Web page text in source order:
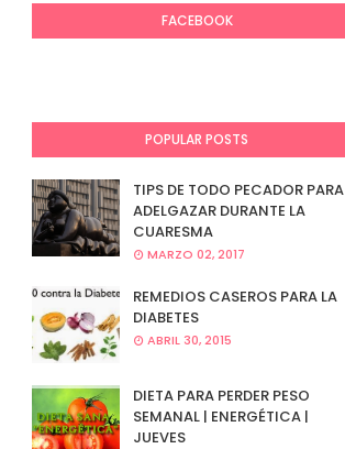
FACEBOOK
POPULAR POSTS
TIPS DE TODO PECADOR PARA
ADELGAZAR DURANTE LA
CUARESMA
MARZO 02, 2017
REMEDIOS CASEROS PARA LA
DIABETES
ABRIL 30, 2015
DIETA PARA PERDER PESO
SEMANAL | ENERGÉTICA |
JUEVES